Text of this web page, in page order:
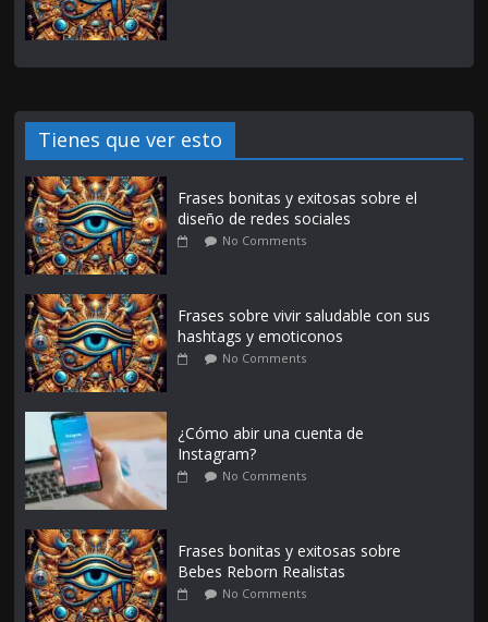
Tienes que ver esto
Frases bonitas y exitosas sobre el
diseño de redes sociales
No Comments
Frases sobre vivir saludable con sus
hashtags y emoticonos
No Comments
¿Cómo abir una cuenta de
Instagram?
No Comments
Frases bonitas y exitosas sobre
Bebes Reborn Realistas
No Comments